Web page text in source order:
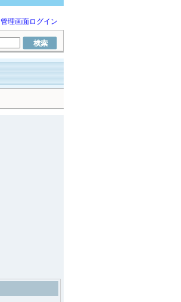
管理画面ログイン